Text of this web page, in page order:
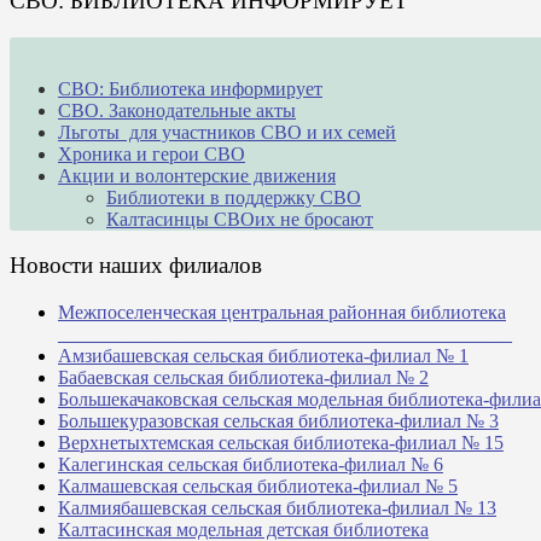
СВО: Библиотека информирует
СВО. Законодательные акты
Льготы для участников СВО и их семей
Хроника и герои СВО
Акции и волонтерские движения
Библиотеки в поддержку СВО
Калтасинцы СВОих не бросают
Новости наших филиалов
Межпоселенческая центральная районная библиотека
Амзибашевская сельская библиотека-филиал № 1
Бабаевская сельская библиотека-филиал № 2
Большекачаковская сельская модельная библиотека-
Большекуразовская сельская библиотека-филиал № 3
Верхнетыхтемская сельская библиотека-филиал № 15
Калегинская сельская библиотека-филиал № 6
Калмашевская сельская библиотека-филиал № 5
Калмиябашевская сельская библиотека-филиал № 13
Калтасинская модельная детская библиотека